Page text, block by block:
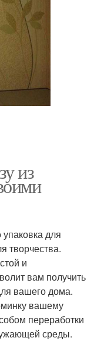
из
для
творчества.
и
вам получить
вашего дома.
вашему
переработки
среды.